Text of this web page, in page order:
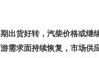
出货好转，汽柴价格或继
需求面持续恢复，市场供